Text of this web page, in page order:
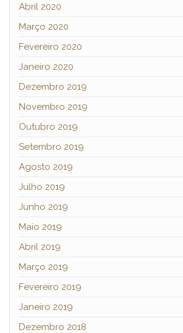
Abril 2020
Março 2020
Fevereiro 2020
Janeiro 2020
Dezembro 2019
Novembro 2019
Outubro 2019
Setembro 2019
Agosto 2019
Julho 2019
Junho 2019
Maio 2019
Abril 2019
Março 2019
Fevereiro 2019
Janeiro 2019
Dezembro 2018